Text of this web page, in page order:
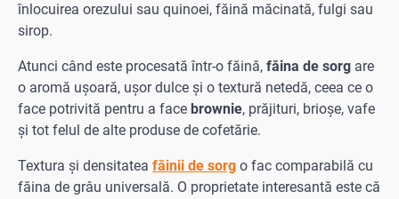
înlocuirea orezului sau quinoei, făină măcinată, fulgi sau
sirop.
Atunci când este procesată într-o făină, făina de sorg are
o aromă ușoară, ușor dulce și o textură netedă, ceea ce o
face potrivită pentru a face brownie, prăjituri, brioșe, vafe
și tot felul de alte produse de cofetărie.
Textura și densitatea făinii de sorg o fac comparabilă cu
făina de grâu universală. O proprietate interesantă este că